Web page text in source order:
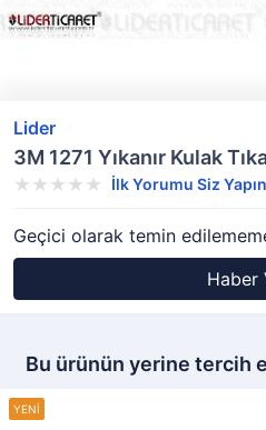
Lider
3M 1271 Yıkanır Kulak
İlk Yorumu Siz Yapın
Geçici olarak temin
Haber
Bu ürünün yerine tercih